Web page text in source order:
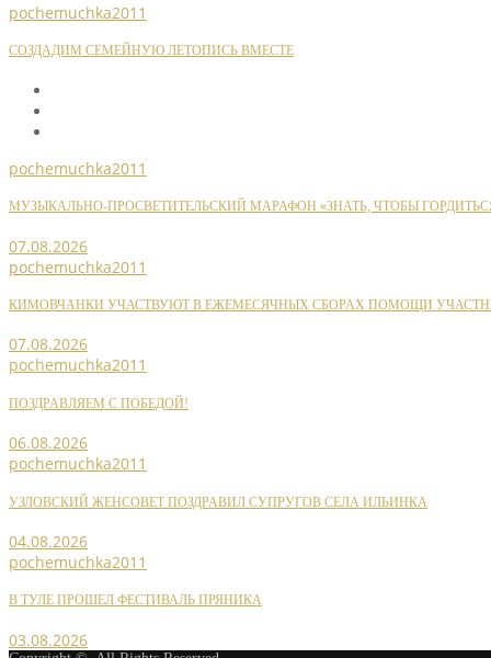
pochemuchka2011
СОЗДАДИМ СЕМЕЙНУЮ ЛЕТОПИСЬ ВМЕСТЕ
pochemuchka2011
МУЗЫКАЛЬНО-ПРОСВЕТИТЕЛЬСКИЙ МАРАФОН «ЗНАТЬ, ЧТОБЫ
07.08.2026
pochemuchka2011
КИМОВЧАНКИ УЧАСТВУЮТ В ЕЖЕМЕСЯЧНЫХ СБОРАХ ПОМОЩИ
07.08.2026
pochemuchka2011
ПОЗДРАВЛЯЕМ С ПОБЕДОЙ!
06.08.2026
pochemuchka2011
УЗЛОВСКИЙ ЖЕНСОВЕТ ПОЗДРАВИЛ СУПРУГОВ СЕЛА ИЛЬИНКА
04.08.2026
pochemuchka2011
В ТУЛЕ ПРОШЕЛ ФЕСТИВАЛЬ ПРЯНИКА
03.08.2026